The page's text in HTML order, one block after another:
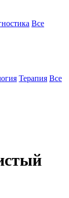
Все
Терапия Все